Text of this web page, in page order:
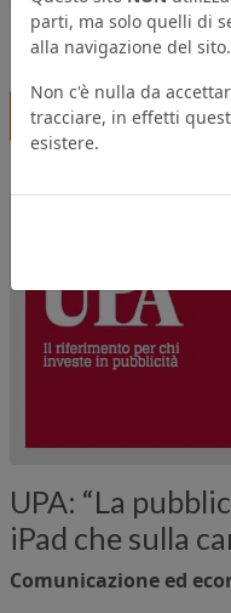
del 15% gli
mercato da 1.000
Leggi tutto...
UPA: “La
iPad che sulla
Comunicazione ed
parti, ma solo quelli di
alla navigazione del sito.
Non c'è nulla da
tracciare, in effetti
esistere.